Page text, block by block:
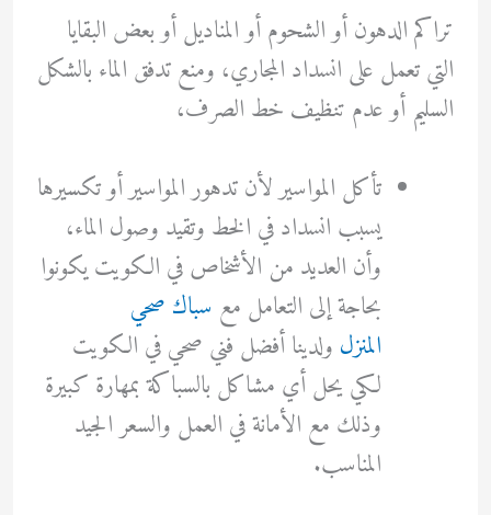
تراكم الدهون أو الشحوم أو المناديل أو بعض البقايا
التي تعمل على انسداد المجاري، ومنع تدفق الماء بالشكل
السليم أو عدم تنظيف خط الصرف،
تأكل المواسير لأن تدهور المواسير أو تكسيرها
يسبب انسداد في الخط وتقيد وصول الماء،
وأن العديد من الأشخاص في الكويت يكونوا
بحاجة إلى التعامل مع سباك صحي
المنزل ولدينا أفضل فني صحي في الكويت
لكي يحل أي مشاكل بالسباكة بمهارة كبيرة
وذلك مع الأمانة في العمل والسعر الجيد
المناسب.